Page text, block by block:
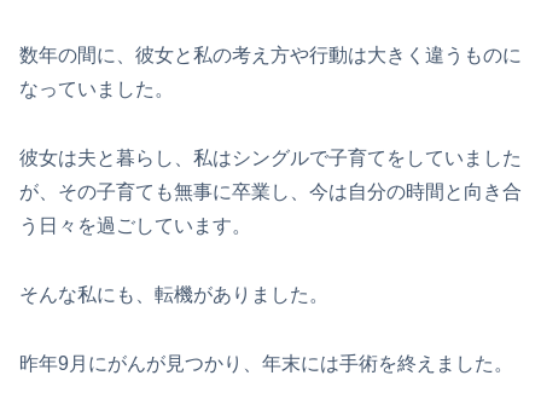
数年の間に、彼女と私の考え方や行動は大きく違うものに
なっていました。
彼女は夫と暮らし、私はシングルで子育てをしていました
が、その子育ても無事に卒業し、今は自分の時間と向き合
う日々を過ごしています。
そんな私にも、転機がありました。
昨年9月にがんが見つかり、年末には手術を終えました。